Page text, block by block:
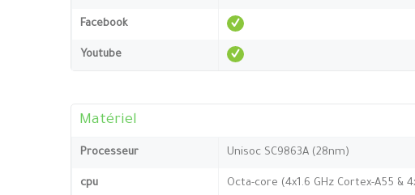
Facebook
Youtube
Matériel
Processeur Unisoc SC9863A (28nm)
cpu Octa-core (4x1.6 GHz Cortex-A55 &